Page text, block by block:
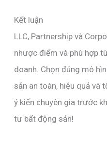
Kết luận
LLC, Partnership và
nhược điểm và phù hợp
doanh. Chọn đúng mô
sản an toàn, hiệu quả và
ý kiến chuyên gia trước
tư bất động sản!